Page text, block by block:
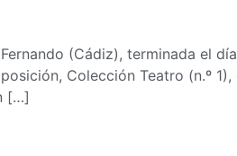
(Cádiz), terminada el
Colección Teatro (n.º
[…]